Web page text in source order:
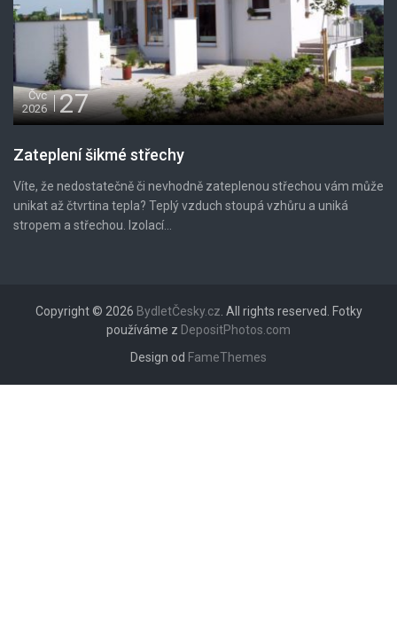
Čvc
2026
27
Zateplení šikmé střechy
Víte, že nedostatečně či nevhodně zateplenou střechou vám může
unikat až čtvrtina tepla? Teplý vzduch stoupá vzhůru a uniká
stropem a střechou. Izolací...
Copyright © 2026 BydletČesky.cz . All rights reserved. Fotky
používáme z DepositPhotos.com
Design od FameThemes